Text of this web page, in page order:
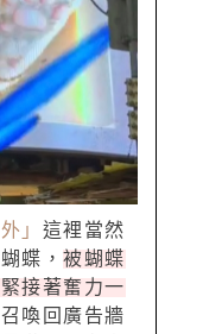
」 這裡當然
蝶， 被蝴蝶
接著奮力一
喚回廣告牆